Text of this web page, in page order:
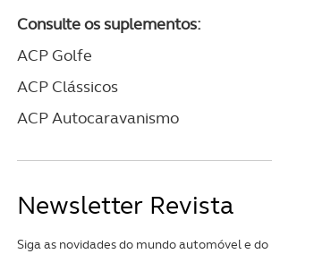
Consulte os suplementos:
ACP Golfe
ACP Clássicos
ACP Autocaravanismo
Newsletter Revista
Siga as novidades do mundo automóvel e do